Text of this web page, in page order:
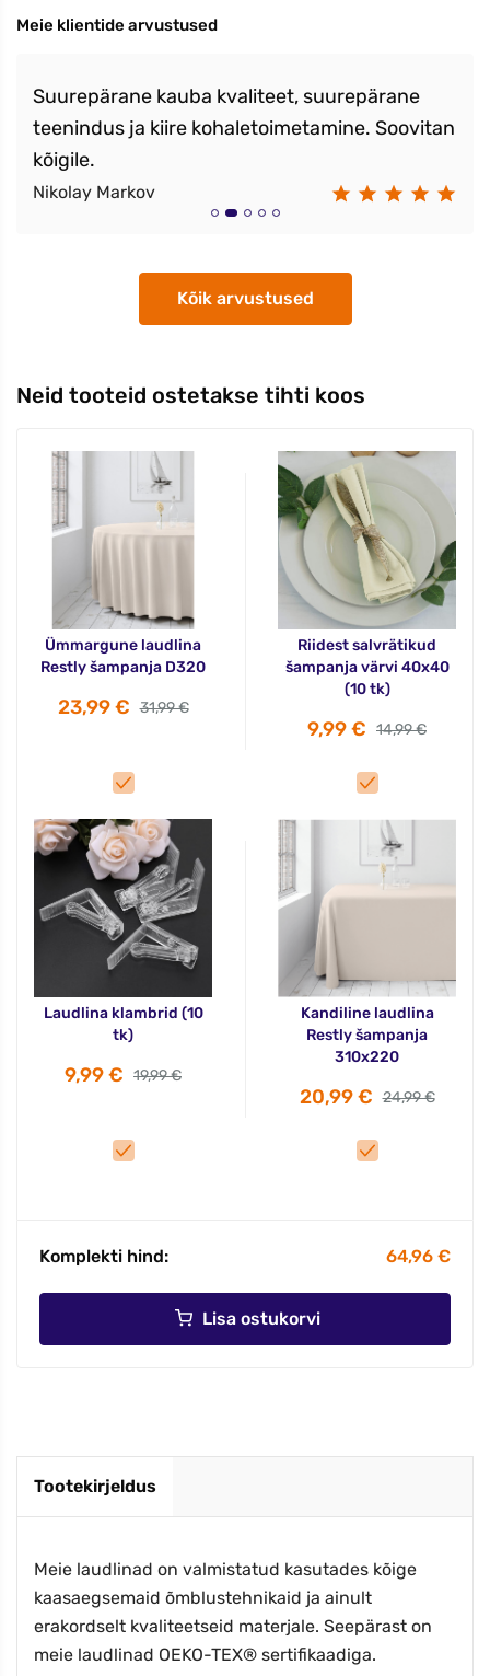
Meie klientide arvustused
Suurepärane kauba kvaliteet, suurepärane
teenindus ja kiire kohaletoimetamine. Soovitan
kõigile.
Nikolay Markov
Kõik arvustused
Neid tooteid ostetakse tihti koos
Ümmargune laudlina
Restly šampanja D320
23,99 € 31,99 €
Riidest salvrätikud
šampanja värvi 40x40
(10 tk)
9,99 € 14,99 €
Laudlina klambrid (10
tk)
9,99 € 19,99 €
Kandiline laudlina
Restly šampanja
310x220
20,99 € 24,99 €
Komplekti hind: 64,96 €
Lisa ostukorvi
Tootekirjeldus
Meie laudlinad on valmistatud kasutades kõige
kaasaegsemaid õmblustehnikaid ja ainult
erakordselt kvaliteetseid materjale. Seepärast on
meie laudlinad OEKO-TEX® sertifikaadiga.